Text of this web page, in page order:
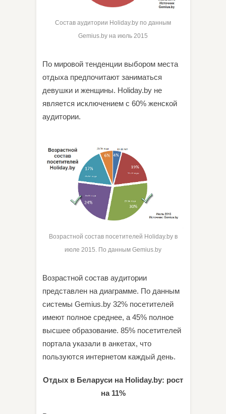
Состав аудитории Holiday.by по данным
Gemius.by на июль 2015
По мировой тенденции выбором места
отдыха предпочитают заниматься
девушки и женщины. Holiday.by не
является исключением с 60% женской
аудитории.
Возрастной состав посетителей Holiday.by в
июле 2015. По данным Gemius.by
Возрастной состав аудитории
представлен на диаграмме. По данным
системы Gemius.by 32% посетителей
имеют полное среднее, а 45% полное
высшее образование. 85% посетителей
портала указали в анкетах, что
пользуются интернетом каждый день.
Отдых в Беларуси на Holiday.by: рост
на 11%